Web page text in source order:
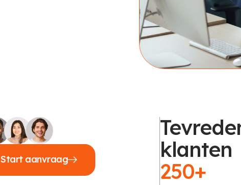
Start aanvraag
klanten
250+